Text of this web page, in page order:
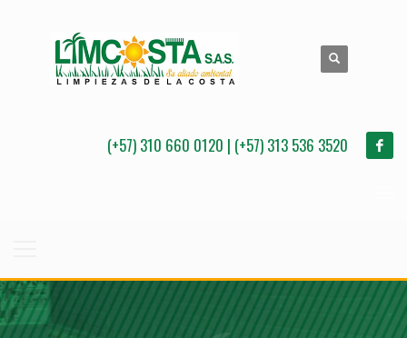
(+57) 310 660 0120 | (+57) 313 536 3520